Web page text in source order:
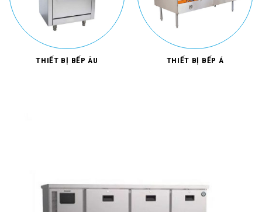
THIẾT BỊ BẾP ÂU THIẾT BỊ BẾP Á